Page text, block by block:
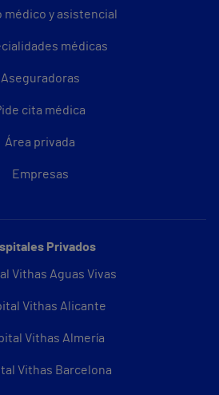
médico y asistencial
médicas
Aseguradoras
cita médica
Área privada
Empresas
Privados
Vithas Aguas Vivas
Vithas Alicante
Vithas Almería
Vithas Barcelona